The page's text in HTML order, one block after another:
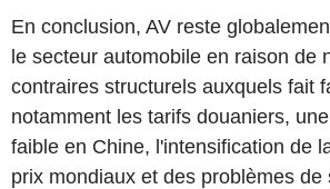
En conclusion, AV reste
le secteur automobile en raison de
contraires structurels auxquels fait
notamment les tarifs douaniers,
faible en Chine, l'intensification de
prix mondiaux et des problèmes de